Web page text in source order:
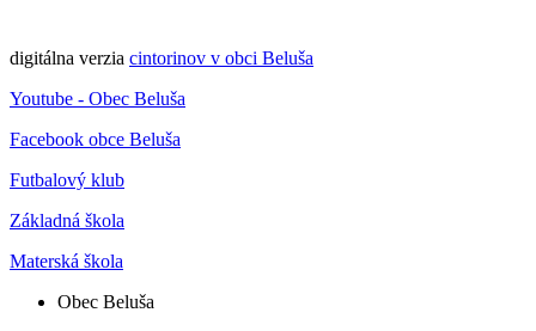
digitálna verzia cintorinov v obci Beluša
Youtube - Obec Beluša
Facebook obce Beluša
Futbalový klub
Základná škola
Materská škola
Obec Beluša